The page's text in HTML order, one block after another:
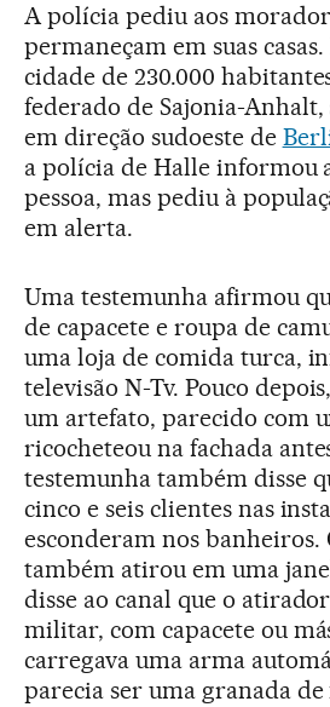
A polícia pediu aos
permaneçam em suas
cidade de 230.000
federado de Sajonia-Anhalt,
em direção sudoeste de
a polícia de Halle informou
pessoa, mas pediu à
em alerta.
Uma testemunha afirmou
de capacete e roupa de
uma loja de comida turca,
televisão N-Tv. Pouco
um artefato, parecido com
ricocheteou na fachada
testemunha também disse
cinco e seis clientes nas
esconderam nos banheiros.
também atirou em uma
disse ao canal que o
militar, com capacete ou
carregava uma arma
parecia ser uma granada de